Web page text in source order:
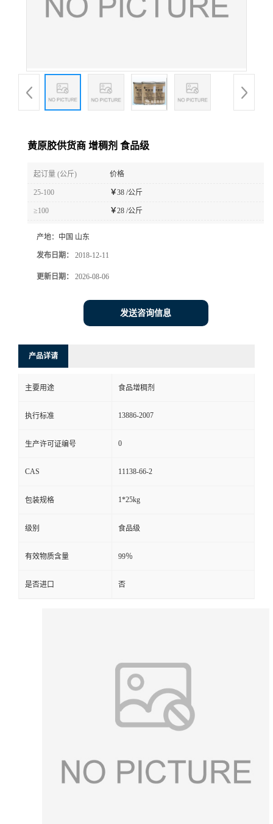
黄原胶供货商 增稠剂 食品级
起订量 (公斤) 价格
25-100 ￥38 /公斤
≥100 ￥28 /公斤
产地： 中国 山东
发布日期： 2018-12-11
更新日期： 2026-08-06
发送咨询信息
产品详请
主要用途 食品增稠剂
执行标准 13886-2007
生产许可证编号 0
CAS 11138-66-2
包装规格 1*25kg
级别 食品级
有效物质含量 99％
是否进口 否